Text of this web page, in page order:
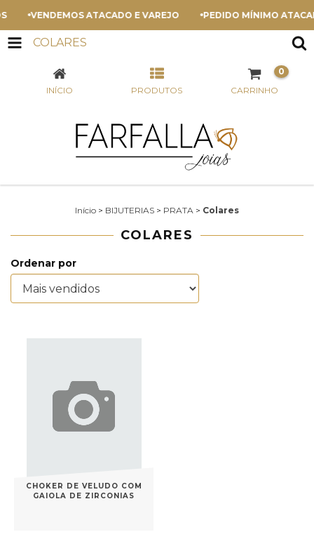
VENDEMOS ATACADO E VAREJO PEDIDO MÍNIMO
COLARES
INÍCIO PRODUTOS CARRINHO
0
Início > BIJUTERIAS > PRATA > Colares
COLARES
Ordenar por
CHOKER DE VELUDO COM
GAIOLA DE ZIRCONIAS